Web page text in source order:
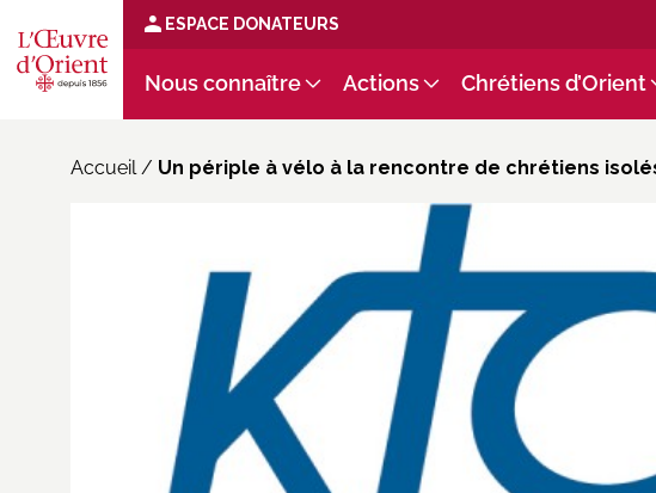
ESPACE DONATEURS
Nous connaître Actions Chrétiens d’Orient
Accueil/ Un périple à vélo à la rencontre de chrétiens